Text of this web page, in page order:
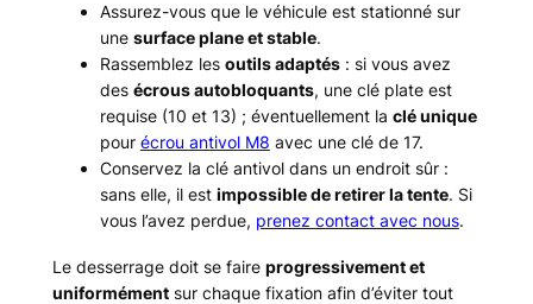
Assurez-vous que le véhicule est stationné sur
une surface plane et stable.
Rassemblez les outils adaptés: si vous avez
des écrous autobloquants, une clé plate est
requise (10 et 13) ; éventuellement la clé unique
pour écrou antivol M8 avec une clé de 17.
Conservez la clé antivol dans un endroit sûr :
sans elle, il est impossible de retirer la tente. Si
vous l’avez perdue, prenez contact avec nous.
Le desserrage doit se faire progressivement et
uniformémentsur chaque fixation afin d’éviter tout